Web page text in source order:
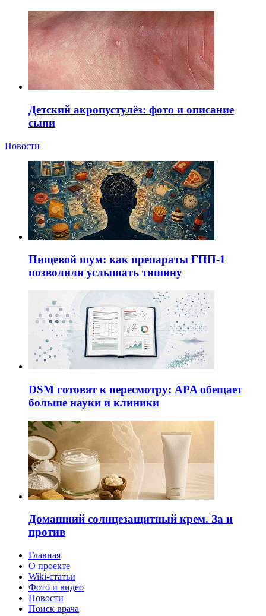
Детский акропустулёз: фото и описание
сыпи
Новости
Пищевой шум: как препараты ГПП-1
позволили услышать тишину
DSM готовят к пересмотру: APA обещает
больше науки и клиники
Домашний солнцезащитный крем. За и
против
Главная
О проекте
Wiki-статьи
Фото и видео
Новости
Поиск врача